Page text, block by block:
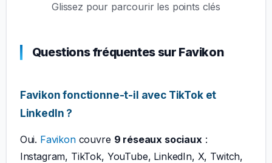
Glissez pour parcourir les points clés
Questions fréquentes sur Favikon
Favikon fonctionne-t-il avec TikTok et
LinkedIn ?
Oui. Favikoncouvre 9 réseaux sociaux :
Instagram, TikTok, YouTube, LinkedIn, X, Twitch,